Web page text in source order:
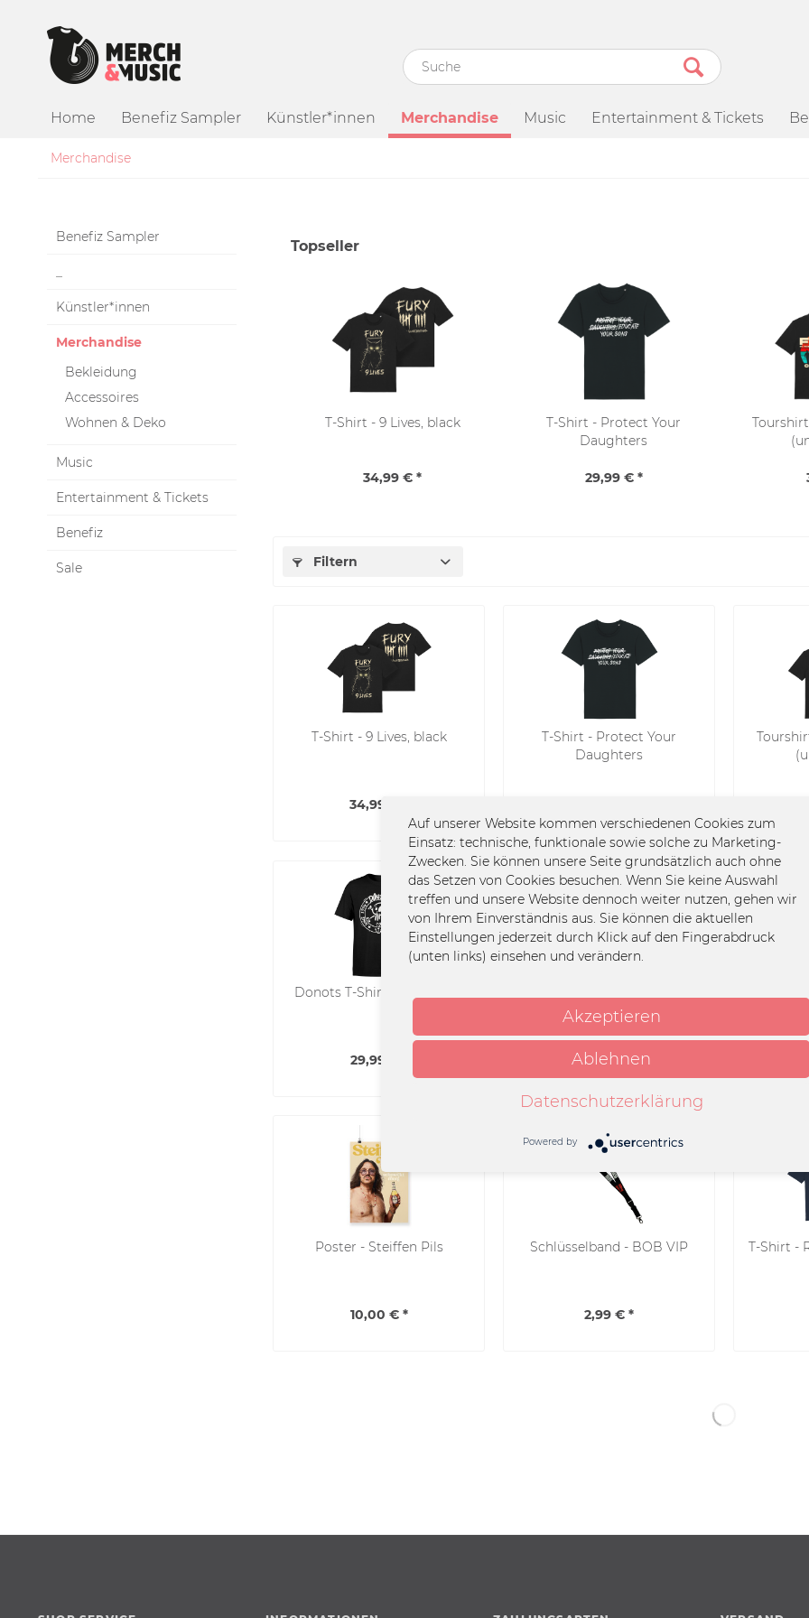
Home Benefiz Sampler Künstler*innen Merchandise Music Entertainment & Tickets
Merchandise
Benefiz Sampler
Künstler*innen
Merchandise
Bekleidung
Accessoires
Wohnen & Deko
Music
Entertainment & Tickets
Benefiz
Sale
Topseller
T-Shirt - 9 Lives, black
34,99 € *
T-Shirt - Protect Your
Daughters
29,99 € *
Filtern
T-Shirt - 9 Lives, black
34,99 € *
T-Shirt - Protect Your
Daughters
Donots T-Shirt - Since 1994
29,99 € *
green
34,99 € *
Zipper
Poster - Steiffen Pils
10,00 € *
Schlüsselband - BOB VIP
2,99 € *
T-Shirt -
Auf unserer Website kommen verschiedenen Cookies zum
Einsatz: technische, funktionale sowie solche zu Marketing-
Zwecken. Sie können unsere Seite grundsätzlich auch ohne
das Setzen von Cookies besuchen. Wenn Sie keine Auswahl
treffen und unsere Website dennoch weiter nutzen, gehen wir
von Ihrem Einverständnis aus. Sie können die aktuellen
Einstellungen jederzeit durch Klick auf den Fingerabdruck
(unten links) einsehen und verändern.
Akzeptieren
Ablehnen
Datenschutzerklärung
Powered by